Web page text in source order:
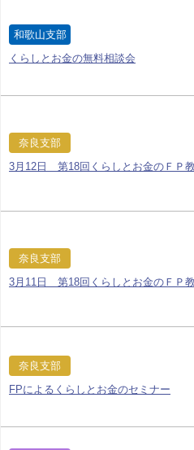
和歌山支部
くらしとお金の無料相談会
奈良支部
3月12日 第18回くらしとお金のＦＰ
奈良支部
3月11日 第18回くらしとお金のＦＰ
奈良支部
FPによるくらしとお金のセミナー